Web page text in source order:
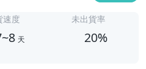
速度
天
未出貨率
20%